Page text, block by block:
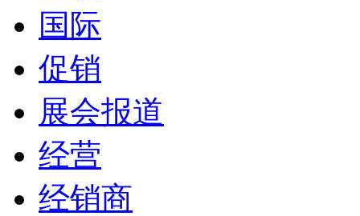
国际
促销
展会报道
经营
经销商